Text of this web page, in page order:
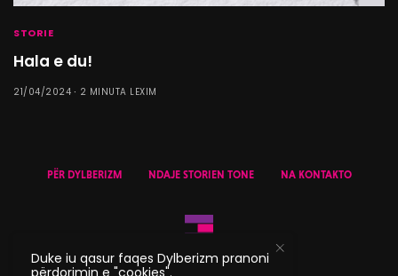
STORIE
Hala e du!
21/04/2024 2 MINUTA LEXIM
PËR DYLBERIZM NDAJE STORIEN TONE NA KONTAKTO
Duke iu qasur faqes Dylberizm pranoni
përdorimin e "cookies".